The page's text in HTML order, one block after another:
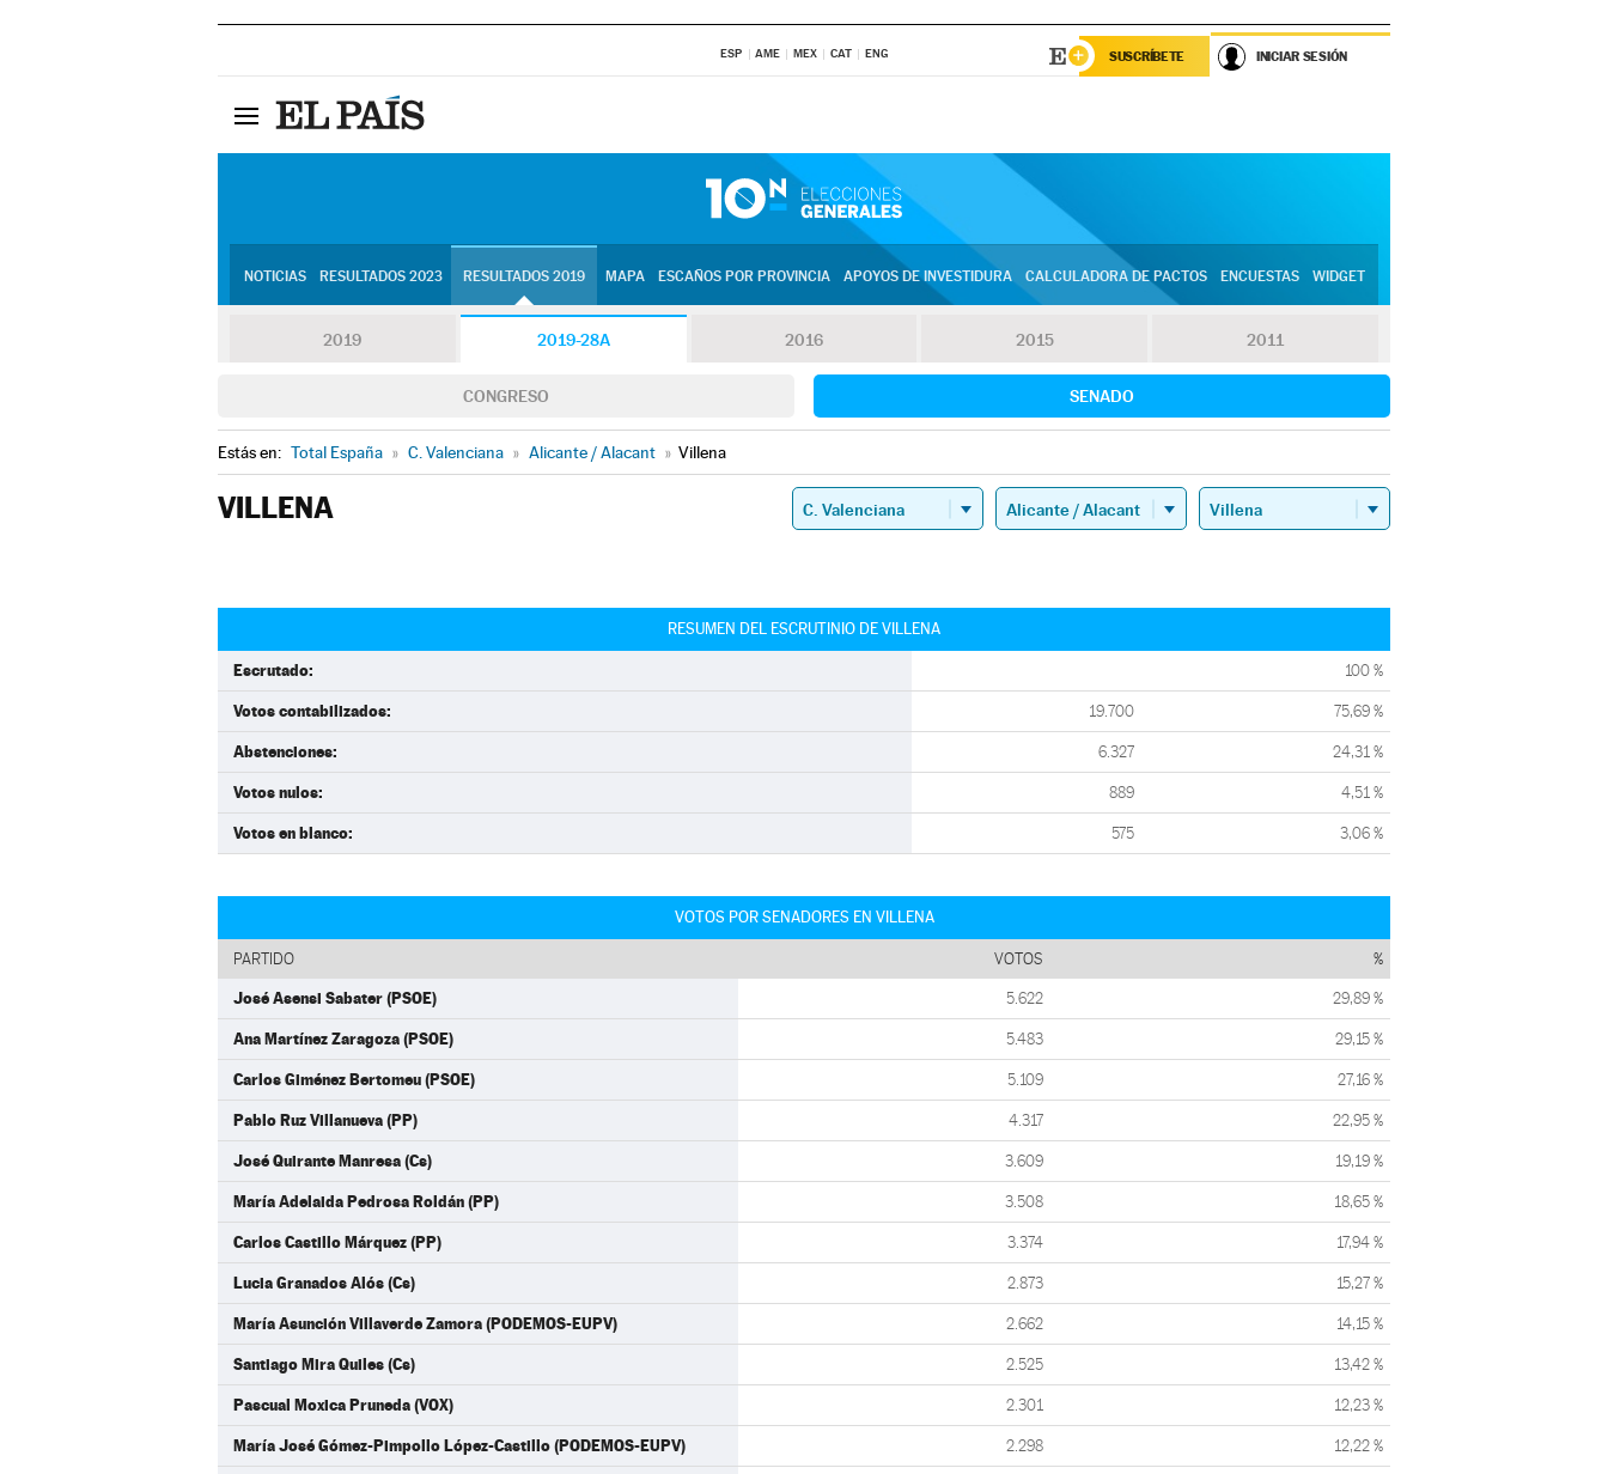
ESP AME MEX CAT ENG SUSCRÍBETE INICIAR SESIÓN
NOTICIAS RESULTADOS 2023 RESULTADOS 2019 MAPA ESCAÑOS POR PROVINCIA APOYOS DE INVESTIDURA CALCULADORA DE PACTOS ENCUESTAS WIDGET
2019 2019-28A 2016 2015 2011
CONGRESO SENADO
Estás en: Total España » C. Valenciana » Alicante / Alacant » Villena
VILLENA
RESUMEN DEL ESCRUTINIO DE VILLENA
Escrutado: 100 %
Votos contabilizados: 19.700 75,69 %
Abstenciones: 6.327 24,31 %
Votos nulos: 889 4,51 %
Votos en blanco: 575 3,06 %
VOTOS POR SENADORES EN VILLENA
PARTIDO VOTOS %
José Asensi Sabater (PSOE) 5.622 29,89 %
Ana Martínez Zaragoza (PSOE) 5.483 29,15 %
Carlos Giménez Bertomeu (PSOE) 5.109 27,16 %
Pablo Ruz Villanueva (PP) 4.317 22,95 %
José Quirante Manresa (Cs) 3.609 19,19 %
María Adelaida Pedrosa Roldán (PP) 3.508 18,65 %
Carlos Castillo Márquez (PP) 3.374 17,94 %
Lucia Granados Alós (Cs) 2.873 15,27 %
María Asunción Villaverde Zamora (PODEMOS-EUPV) 2.662 14,15 %
Santiago Mira Quiles (Cs) 2.525 13,42 %
Pascual Moxica Pruneda (VOX) 2.301 12,23 %
María José Gómez-Pimpollo López-Castillo (PODEMOS-EUPV) 2.298 12,22 %